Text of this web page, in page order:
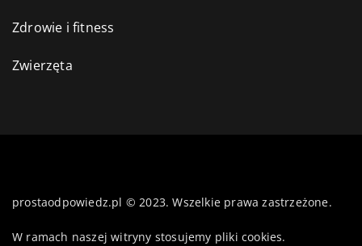
Zdrowie i fitness
Zwierzęta
prostaodpowiedz.pl © 2023. Wszelkie prawa zastrzeżone.
W ramach naszej witryny stosujemy pliki cookies.